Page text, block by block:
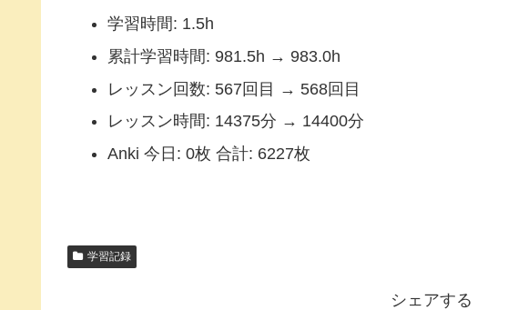
学習時間: 1.5h
累計学習時間: 981.5h → 983.0h
レッスン回数: 567回目 → 568回目
レッスン時間: 14375分 → 14400分
Anki 今日: 0枚 合計: 6227枚
学習記録
シェアする